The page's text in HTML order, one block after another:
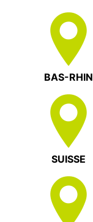
BAS-RHIN
SUISSE